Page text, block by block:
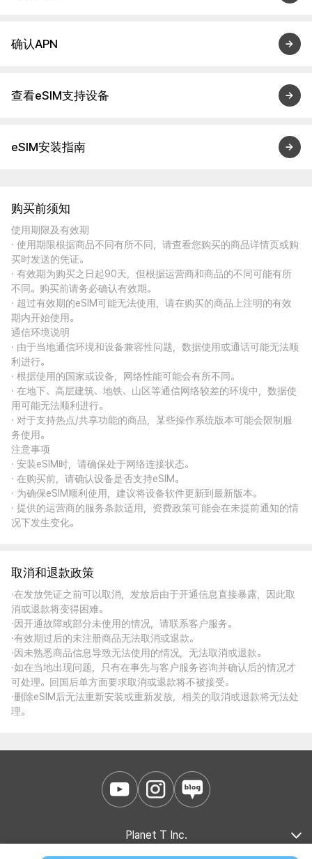
确认APN
查看eSIM支持设备
eSIM安装指南
购买前须知
使用期限及有效期
· 使用期限根据商品不同有所不同，请查看您购买的商品详情页或购
买时发送的凭证。
· 有效期为购买之日起90天，但根据运营商和商品的不同可能有所
不同。购买前请务必确认有效期。
· 超过有效期的eSIM可能无法使用，请在购买的商品上注明的有效
期内开始使用。
通信环境说明
· 由于当地通信环境和设备兼容性问题，数据使用或通话可能无法顺
利进行。
· 根据使用的国家或设备，网络性能可能会有所不同。
· 在地下、高层建筑、地铁、山区等通信网络较差的环境中，数据使
用可能无法顺利进行。
· 对于支持热点/共享功能的商品，某些操作系统版本可能会限制服
务使用。
注意事项
· 安装eSIM时，请确保处于网络连接状态。
· 在购买前，请确认设备是否支持eSIM。
· 为确保eSIM顺利使用，建议将设备软件更新到最新版本。
· 提供的运营商的服务条款适用，资费政策可能会在未提前通知的情
况下发生变化。
取消和退款政策
·在发放凭证之前可以取消，发放后由于开通信息直接暴露，因此取
消或退款将变得困难。
·因开通故障或部分未使用的情况，请联系客户服务。
·有效期过后的未注册商品无法取消或退款。
·因未熟悉商品信息导致无法使用的情况，无法取消或退款。
·如在当地出现问题，只有在事先与客户服务咨询并确认后的情况才
可处理。回国后单方面要求取消或退款将不被接受。
·删除eSIM后无法重新安装或重新发放，相关的取消或退款将无法处
理。
Planet T Inc.